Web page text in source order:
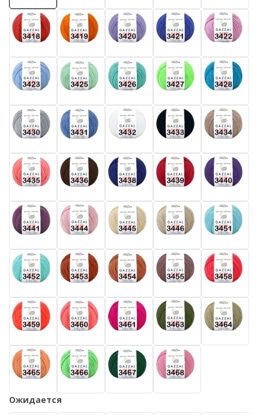
Ожидается